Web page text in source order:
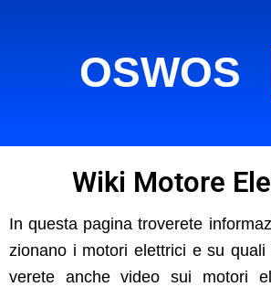
OSWOS
Wiki Motore
In ques­ta pag­i­na tro­verete
zio­nano i motori elet­tri­ci e su
verete anche video sui motori